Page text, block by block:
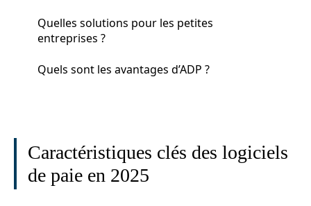
Quelles solutions pour les petites
entreprises ?
Quels sont les avantages d’ADP ?
Caractéristiques clés des logiciels
de paie en 2025